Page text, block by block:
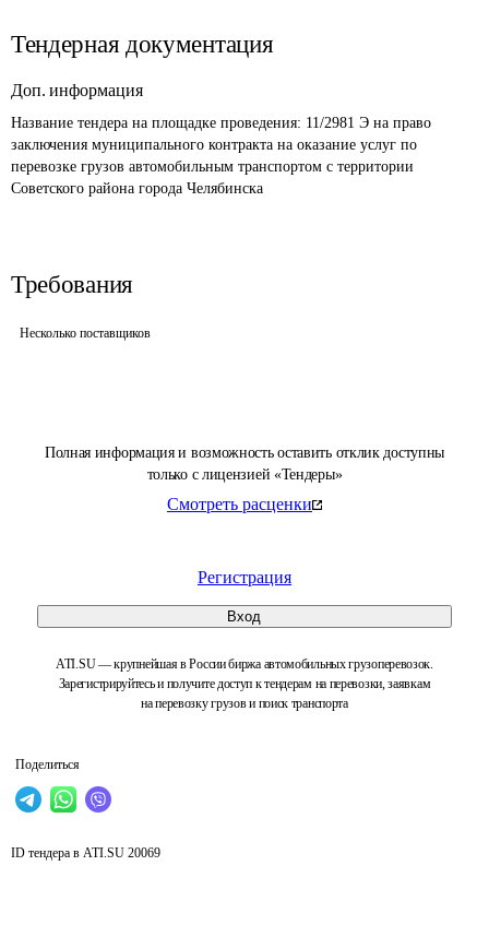
Полная информация и возможность оставить отклик доступны
только с лицензией «Тендеры»
Смотреть расценки
Регистрация
Вход
ATI.SU — крупнейшая в России биржа автомобильных грузоперевозок.
Зарегистрируйтесь и получите доступ к тендерам на перевозки, заявкам
на перевозку грузов и поиск транспорта
Поделиться
Тендерная документация
Доп. информация
Название тендера на площадке проведения: 11/2981 Э на право
заключения муниципального контракта на оказание услуг по
перевозке грузов автомобильным транспортом с территории
Советского района города Челябинска
Требования
Несколько поставщиков
ID тендера в ATI.SU 20069